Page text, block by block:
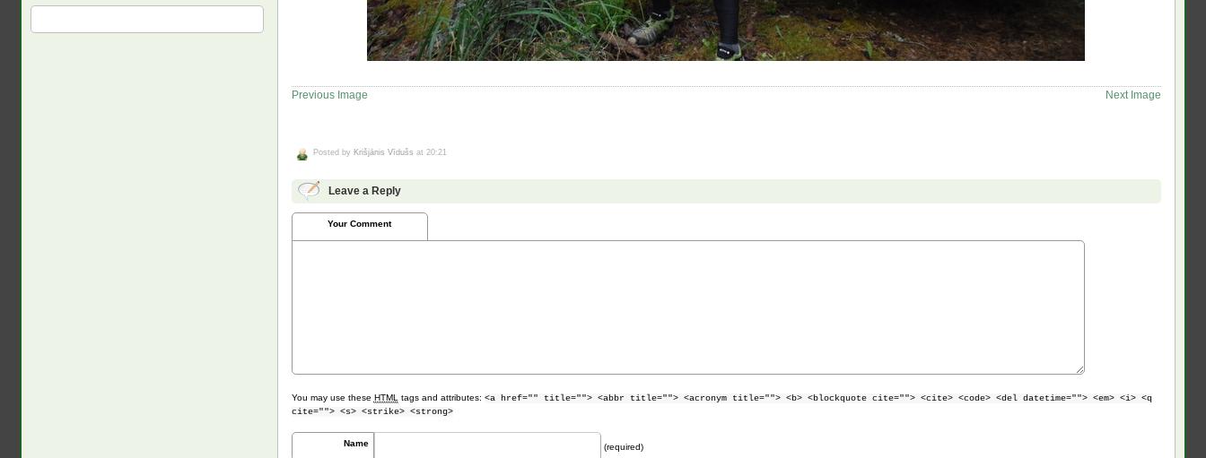
Previous Image Next Image
Posted by Krišjānis Vīdušs at 20:21
Leave a Reply
Your Comment
You may use these HTML tags and attributes: <a href="" title=""> <abbr title=""> <acronym title=""> <b> <blockquote cite=""> <cite> <code> <del datetime=""> <em> <i> <q
cite=""> <s> <strike> <strong>
Name (required)